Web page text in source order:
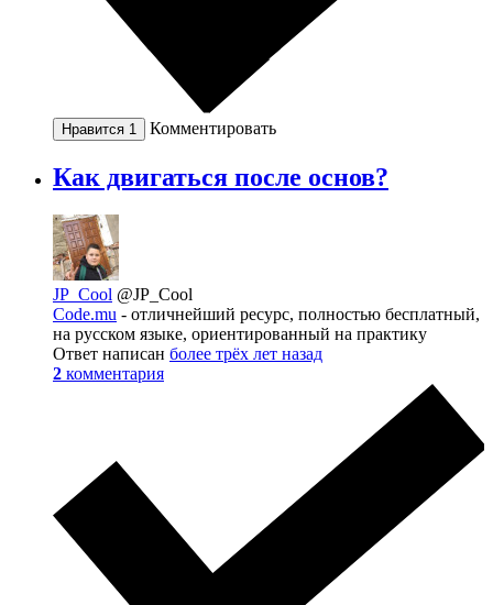
Нравится 1 Комментировать
Как двигаться после основ?
JP_Cool @JP_Cool
Code.mu - отличнейший ресурс, полностью бесплатный,
на русском языке, ориентированный на практику
Ответ написан более трёх лет назад
2 комментария